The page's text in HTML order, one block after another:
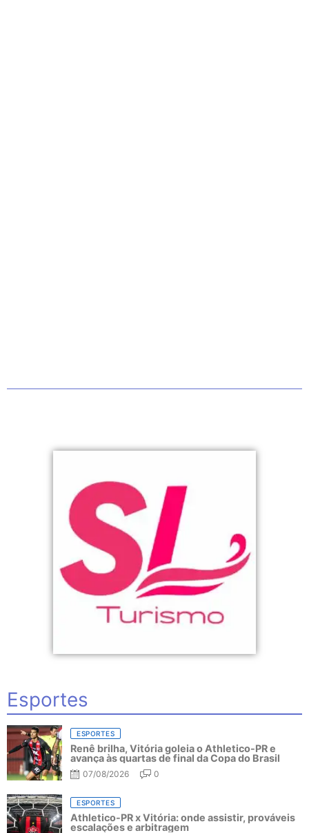
Esportes
ESPORTES
Renê brilha, Vitória goleia o Athletico-PR e
avança às quartas de final da Copa do Brasil
07/08/2026 0
ESPORTES
Athletico-PR x Vitória: onde assistir, prováveis
escalações e arbitragem